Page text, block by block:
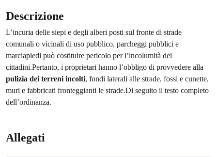
Descrizione
L’incuria delle siepi e degli alberi posti sul fronte di strade
comunali o vicinali di uso pubblico, parcheggi pubblici e
marciapiedi può costituire pericolo per l’incolumità dei
cittadini.Pertanto, i proprietari hanno l’obbligo di provvedere alla
pulizia dei terreni incolti, fondi laterali alle strade, fossi e cunette,
muri e fabbricati fronteggianti le strade.Di seguito il testo completo
dell’ordinanza.
Allegati